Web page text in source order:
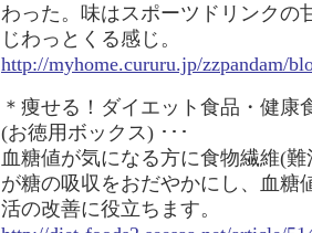
わった。味はスポーツドリンクの
じわっとくる感じ。
http://myhome.cururu.jp/zzpandam/
＊痩せる！ダイエット食品・健康
(お徳用ボックス) ･･･
血糖値が気になる方に食物繊維(
が糖の吸収をおだやかにし、血糖
活の改善に役立ちます。